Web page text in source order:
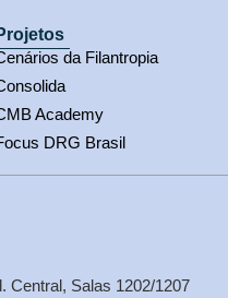
da Filantropia
Academy
DRG Brasil
Central, Salas 1202/1207